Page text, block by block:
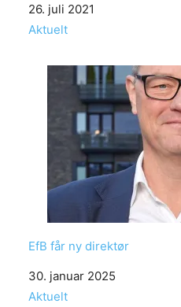
Date
26. juli 2021
In relation to
Aktuelt
EfB får ny direktør
Date
30. januar 2025
In relation to
Aktuelt